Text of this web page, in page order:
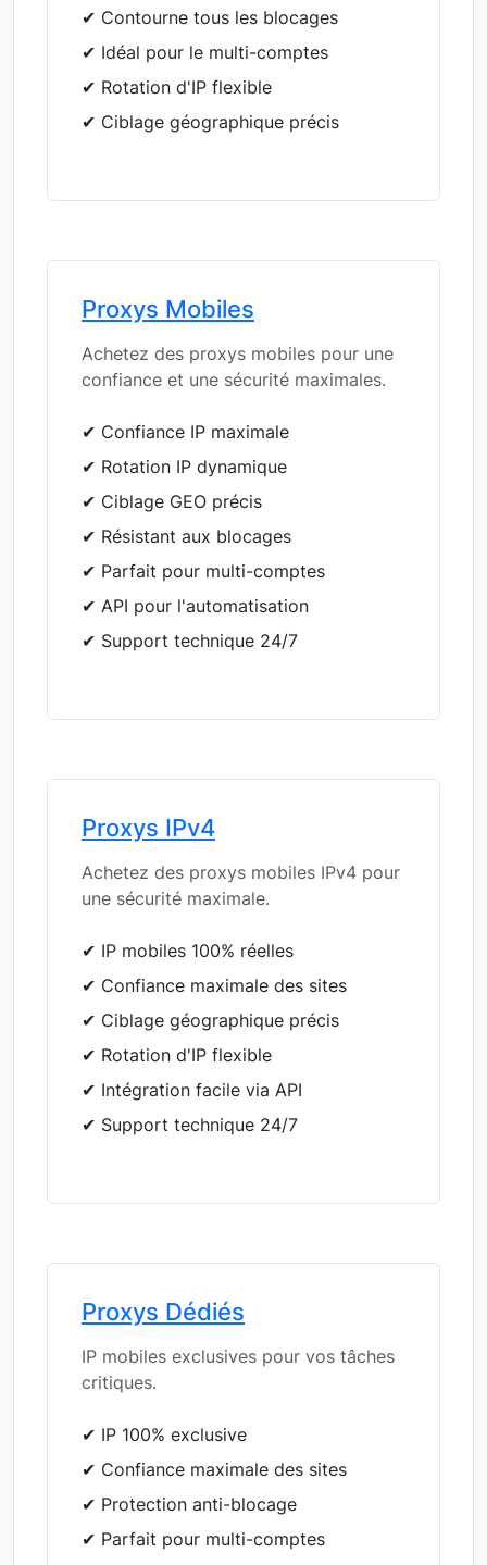
✔ Contourne tous les blocages
✔ Idéal pour le multi-comptes
✔ Rotation d'IP flexible
✔ Ciblage géographique précis
Proxys Mobiles
Achetez des proxys mobiles pour une
confiance et une sécurité maximales.
✔ Confiance IP maximale
✔ Rotation IP dynamique
✔ Ciblage GEO précis
✔ Résistant aux blocages
✔ Parfait pour multi-comptes
✔ API pour l'automatisation
✔ Support technique 24/7
Proxys IPv4
Achetez des proxys mobiles IPv4 pour
une sécurité maximale.
✔ IP mobiles 100% réelles
✔ Confiance maximale des sites
✔ Ciblage géographique précis
✔ Rotation d'IP flexible
✔ Intégration facile via API
✔ Support technique 24/7
Proxys Dédiés
IP mobiles exclusives pour vos tâches
critiques.
✔ IP 100% exclusive
✔ Confiance maximale des sites
✔ Protection anti-blocage
✔ Parfait pour multi-comptes